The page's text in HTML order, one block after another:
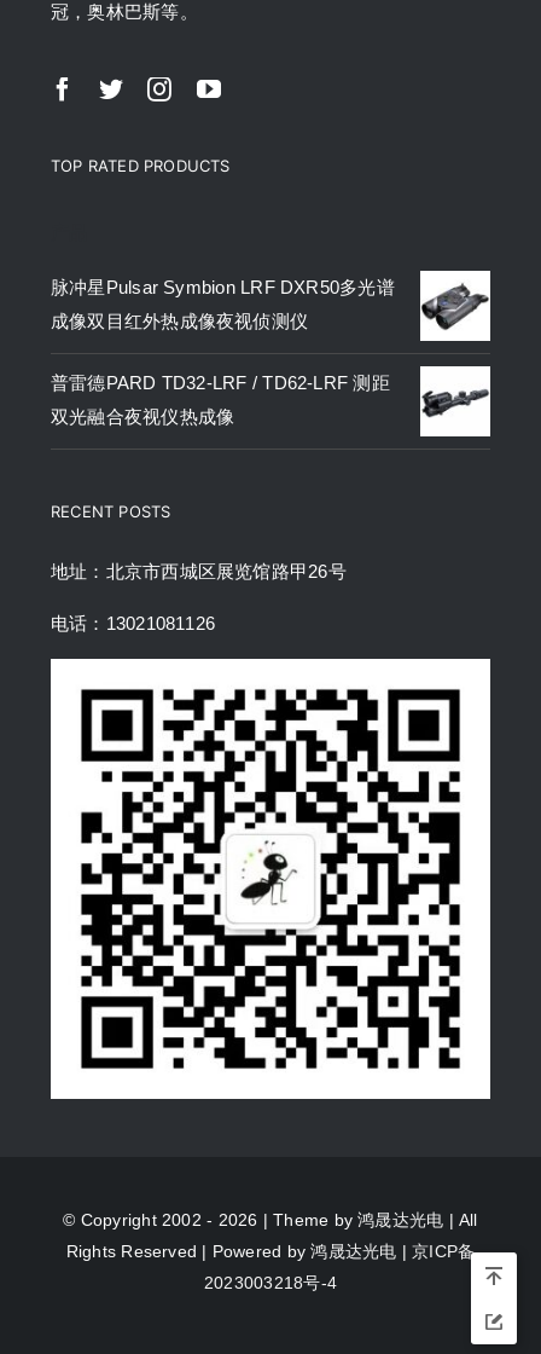
冠，奥林巴斯等。
TOP RATED PRODUCTS
脉冲星Pulsar Symbion LRF DXR50多光谱
成像双目红外热成像夜视侦测仪
普雷德PARD TD32-LRF / TD62-LRF 测距
双光融合夜视仪热成像
RECENT POSTS
地址：北京市西城区展览馆路甲26号
电话：13021081126
© Copyright 2002 - 2026 | Theme by鸿晟达光电 | All
Rights Reserved | Powered by鸿晟达光电 |京ICP备
2023003218号-4